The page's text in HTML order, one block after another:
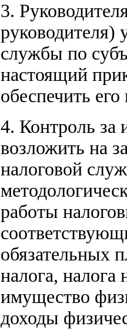
3.
руководителя)
службы по
настоящий
обеспечить
4. Контроль за
возложить на
налоговой
работы
обязательных
налога, налога
имущество
доходы